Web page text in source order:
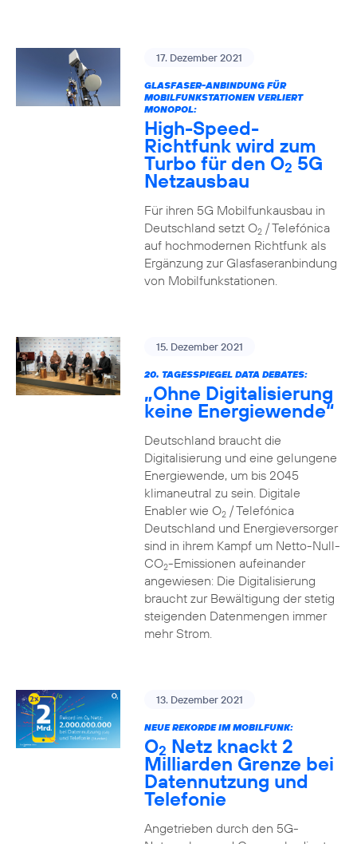
17. Dezember 2021
GLASFASER-ANBINDUNG FÜR
MOBILFUNKSTATIONEN VERLIERT
MONOPOL:
High-Speed-
Richtfunk wird zum
Turbo für den O2 5G
Netzausbau
Für ihren 5G Mobilfunkausbau in
Deutschland setzt O2/ Telefónica
auf hochmodernen Richtfunk als
Ergänzung zur Glasfaseranbindung
von Mobilfunkstationen.
15. Dezember 2021
20. TAGESSPIEGEL DATA DEBATES:
„Ohne Digitalisierung
keine Energiewende“
Deutschland braucht die
Digitalisierung und eine gelungene
Energiewende, um bis 2045
klimaneutral zu sein. Digitale
Enabler wie O2/ Telefónica
Deutschland und Energieversorger
sind in ihrem Kampf um Netto-Null-
CO2-Emissionen aufeinander
angewiesen: Die Digitalisierung
braucht zur Bewältigung der stetig
steigenden Datenmengen immer
mehr Strom.
13. Dezember 2021
NEUE REKORDE IM MOBILFUNK:
O2 Netz knackt 2
Milliarden Grenze bei
Datennutzung und
Telefonie
Angetrieben durch den 5G-